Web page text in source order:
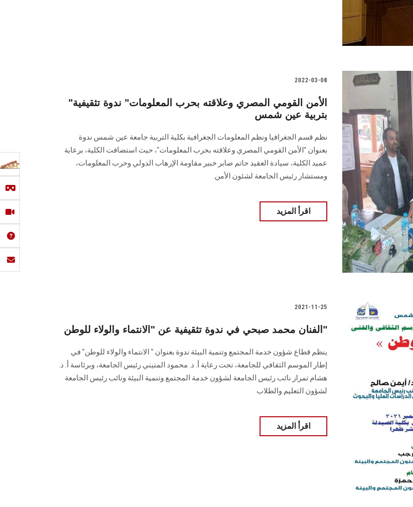
2022-03-08
"الأمن القومي المصري وعلاقته بحرب المعلومات" ندوة تثقيفية
بتربية عين شمس
نظم قسم الجغرافيا ونظم المعلومات الجغرافية بكلية التربية جامعة عين شمس ندوة
بعنوان "الأمن القومي المصري وعلاقته بحرب المعلومات"، حيث استضافت الكلية، برعاية
عميد الكلية، سيادة العقيد حاتم صابر خبير مقاومة الإرهاب الدولي وحرب المعلومات،
ومستشار رئيس الجامعة لشئون الأمن.
اقرأ المزيد
2021-11-25
الفنان محمد صبحي في ندوة تثقيفية عن "الانتماء والولاء للوطن"
ينظم قطاع شؤون خدمة المجتمع وتنمية البيئة ندوة بعنوان " الانتماء والولاء للوطن" في
إطار الموسم الثقافي للجامعة، تحت رعاية أ. د. محمود المتيني رئيس الجامعة، وبرئاسة أ. د.
هشام تمراز نائب رئيس الجامعة لشؤون خدمة المجتمع وتنمية البيئة ونائب رئيس الجامعة
لشؤون التعليم والطلاب
اقرأ المزيد